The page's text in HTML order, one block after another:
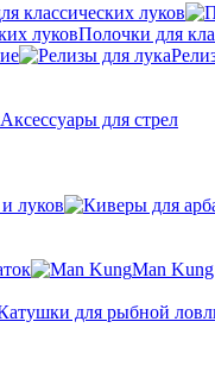
классических луков
Полочки для
Аксессуары для стрел
луков
Man Kung
для рыбной